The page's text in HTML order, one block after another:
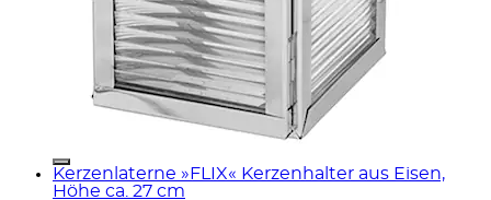
Kerzenlaterne »FLIX« Kerzenhalter aus Eisen,
Höhe ca. 27 cm